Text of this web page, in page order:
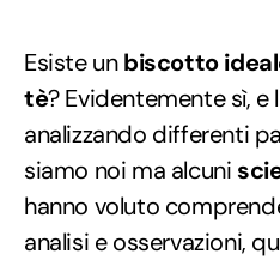
Esiste unbiscotto
tè? Evidentemente sì, e
analizzando differenti
siamo noi ma alcuni
hanno voluto
analisi e osservazioni,